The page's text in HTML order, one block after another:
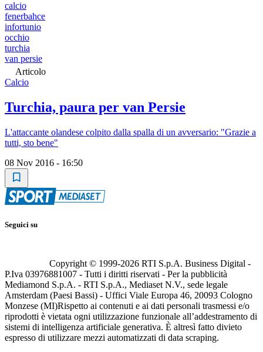
calcio
fenerbahce
infortunio
occhio
turchia
van persie
Articolo
Calcio
Turchia, paura per van Persie
L'attaccante olandese colpito dalla spalla di un avversario: "Grazie a
tutti, sto bene"
08 Nov 2016 - 16:50
Seguici su
Copyright © 1999-2026 RTI S.p.A. Business Digital -
P.Iva 03976881007 - Tutti i diritti riservati - Per la pubblicità
Mediamond S.p.A. - RTI S.p.A., Mediaset N.V., sede legale
Amsterdam (Paesi Bassi) - Uffici Viale Europa 46, 20093 Cologno
Monzese (MI)Rispetto ai contenuti e ai dati personali trasmessi e/o
riprodotti è vietata ogni utilizzazione funzionale all’addestramento di
sistemi di intelligenza artificiale generativa. È altresì fatto divieto
espresso di utilizzare mezzi automatizzati di data scraping.